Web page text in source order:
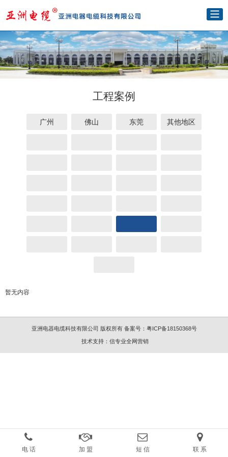
工程案例
广州 佛山 东莞 其他地区
暂无内容
亚洲电器电缆科技有限公司 版权所有 备案号： 粤ICP备18150368号
技术支持： 信专业全网营销
电 话 加 盟 短 信 联 系